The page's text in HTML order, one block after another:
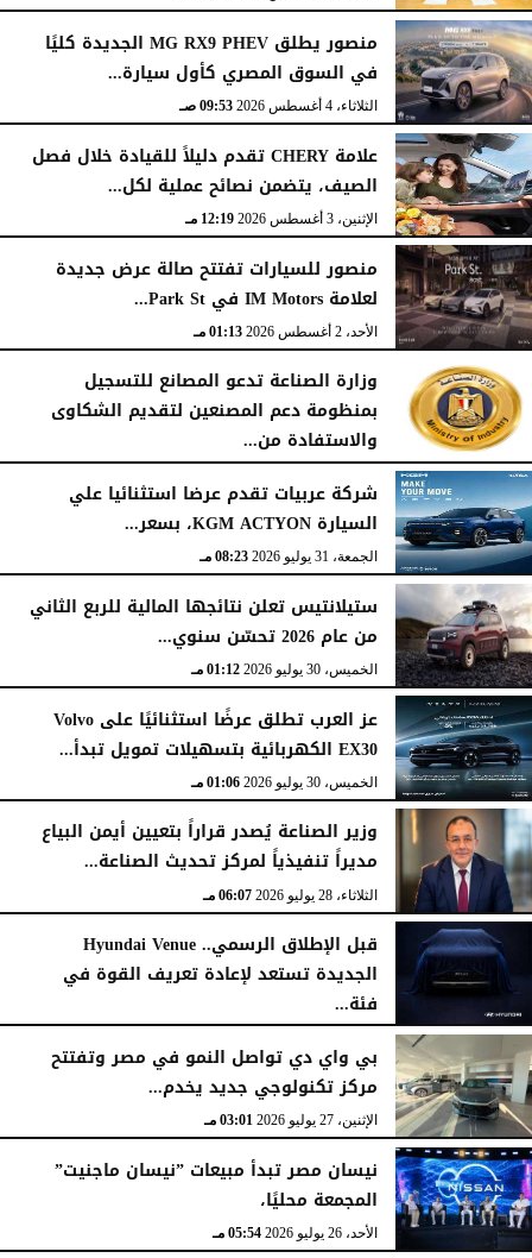
منصور يطلق MG RX9 PHEV الجديدة كليًا
في السوق المصري كأول سيارة...
الثلاثاء، 4 أغسطس 2026 09:53 صـ
علامة CHERY تقدم دليلاً للقيادة خلال فصل
الصيف، يتضمن نصائح عملية لكل...
الإثنين، 3 أغسطس 2026 12:19 مـ
منصور للسيارات تفتتح صالة عرض جديدة
لعلامة IM Motors في Park St...
الأحد، 2 أغسطس 2026 01:13 مـ
وزارة الصناعة تدعو المصانع للتسجيل
بمنظومة دعم المصنعين لتقديم الشكاوى
والاستفادة من...
السبت، 1 أغسطس 2026
شركة عربيات تقدم عرضا استثنائيا علي
السيارة KGM ACTYON، بسعر...
الجمعة، 31 يوليو 2026 08:23 مـ
ستيلانتيس تعلن نتائجها المالية للربع الثاني
من عام 2026 تحسّن سنوي...
الخميس، 30 يوليو 2026 01:12 مـ
عز العرب تطلق عرضًا استثنائيًا على Volvo
EX30 الكهربائية بتسهيلات تمويل تبدأ...
الخميس، 30 يوليو 2026 01:06 مـ
وزير الصناعة يُصدر قراراً بتعيين أيمن البياع
مديراً تنفيذياً لمركز تحديث الصناعة...
الثلاثاء، 28 يوليو 2026 06:07 مـ
قبل الإطلاق الرسمي.. Hyundai Venue
الجديدة تستعد لإعادة تعريف القوة في
فئة...
الثلاثاء، 28 يوليو 2026 12:28 مـ
بي واي دي تواصل النمو في مصر وتفتتح
مركز تكنولوجي جديد يخدم...
الإثنين، 27 يوليو 2026 03:01 مـ
نيسان مصر تبدأ مبيعات ”نيسان ماجنيت”
المجمعة محليًا،
الأحد، 26 يوليو 2026 05:54 مـ